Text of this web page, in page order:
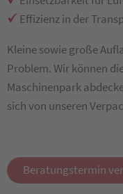
Effizienz in der
Kleine sowie große
Problem. Wir können
Maschinenpark
sich von unseren
Beratungstermin